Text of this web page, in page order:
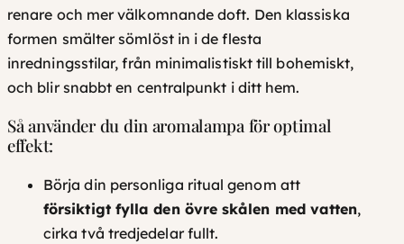
renare och mer välkomnande doft. Den klassiska
formen smälter sömlöst in i de flesta
inredningsstilar, från minimalistiskt till bohemiskt,
och blir snabbt en centralpunkt i ditt hem.
Så använder du din aromalampa för optimal
effekt:
Börja din personliga ritual genom att
försiktigt fylla den övre skålen med vatten,
cirka två tredjedelar fullt.